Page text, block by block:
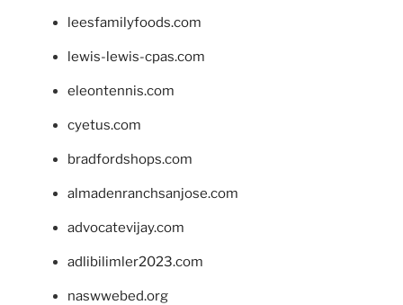
leesfamilyfoods.com
lewis-lewis-cpas.com
eleontennis.com
cyetus.com
bradfordshops.com
almadenranchsanjose.com
advocatevijay.com
adlibilimler2023.com
naswwebed.org